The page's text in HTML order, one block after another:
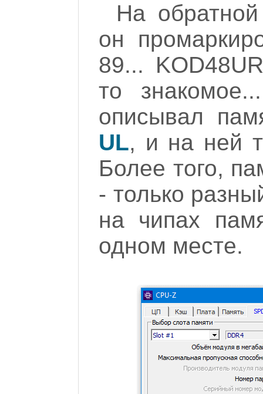
На
он
89...
то
описывал
UL, и на ней
Более того,
- только
на чипах
одном месте.